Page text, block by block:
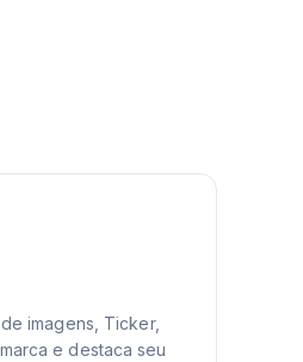
imagens, Ticker,
e destaca seu